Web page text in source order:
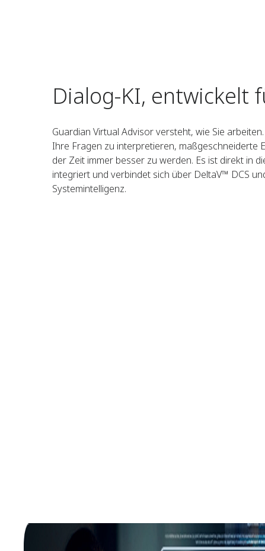
Dialog-KI, entwickelt
Guardian Virtual Advisor versteht, wie Sie
Ihre Fragen zu interpretieren, maßgeschneiderte
der Zeit immer besser zu werden. Es ist direkt in
integriert und verbindet sich über DeltaV™ DCS
Systemintelligenz.